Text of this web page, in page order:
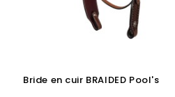
Bride en cuir BRAIDED Pool's